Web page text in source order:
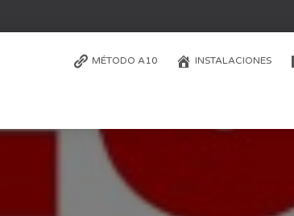
MÉTODO A10 INSTALACIONES